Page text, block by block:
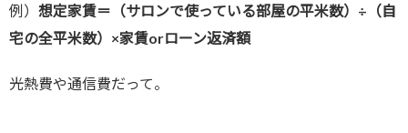
例） 想定家賃＝（サロンで使っている部屋の平米数）÷（自
宅の全平米数）×家賃orローン返済額
光熱費や通信費だって。